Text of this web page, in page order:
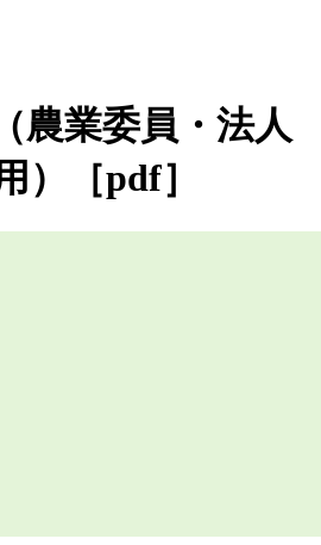
農業委員・法人
）［pdf］